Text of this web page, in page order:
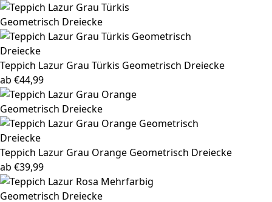
Teppich Lazur Grau Türkis Geometrisch Dreiecke
ab €44,99
Teppich Lazur Grau Orange Geometrisch Dreiecke
ab €39,99